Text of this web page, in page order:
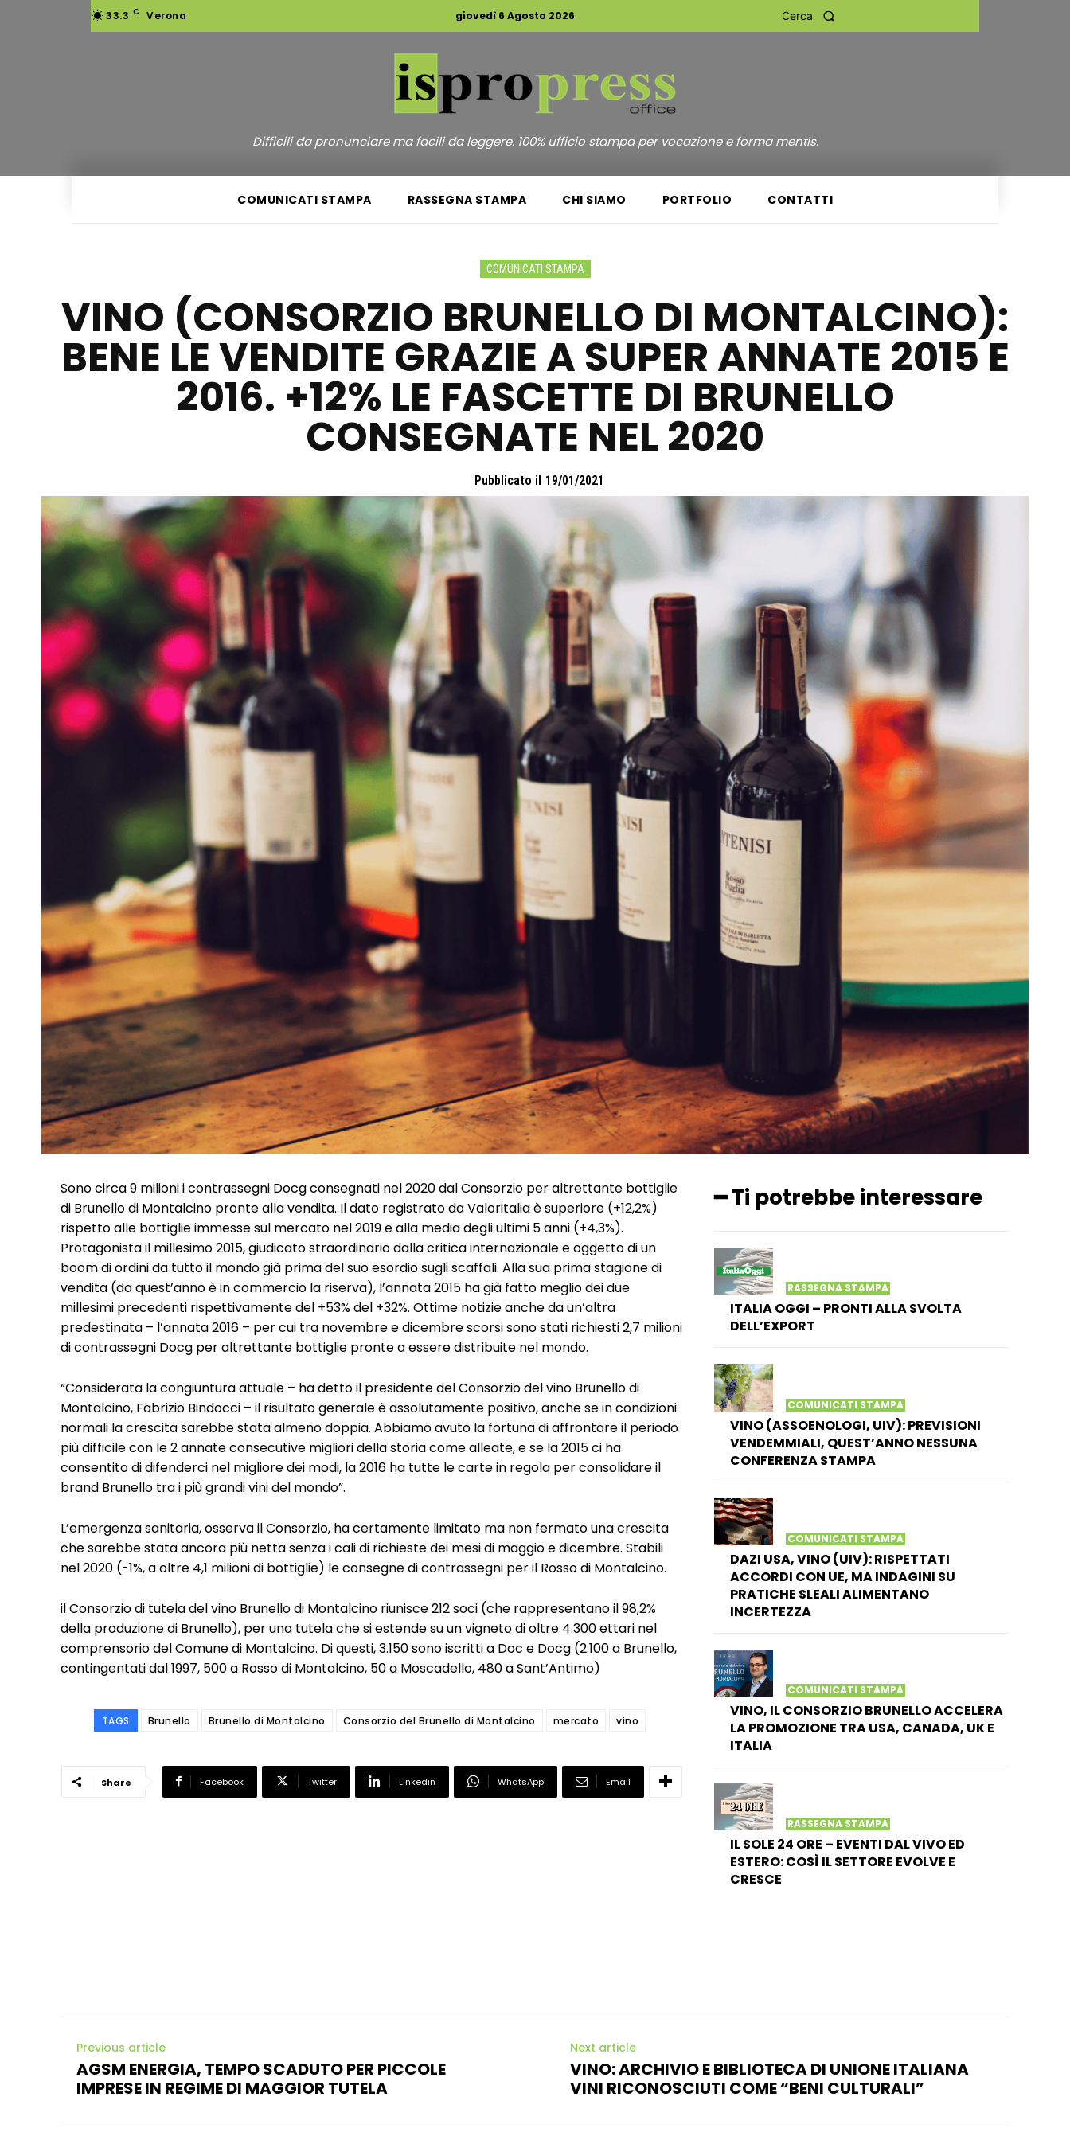
33.3 C Verona giovedì 6 Agosto 2026 Cerca
Difficili da pronunciare ma facili da leggere. 100% ufficio stampa per vocazione e forma mentis.
COMUNICATI STAMPA RASSEGNA STAMPA CHI SIAMO PORTFOLIO CONTATTI
COMUNICATI STAMPA
VINO (CONSORZIO BRUNELLO DI MONTALCINO):
BENE LE VENDITE GRAZIE A SUPER ANNATE 2015 E
2016. +12% LE FASCETTE DI BRUNELLO
CONSEGNATE NEL 2020
Pubblicato il 19/01/2021
Sono circa 9 milioni i contrassegni Docg consegnati nel 2020 dal Consorzio per altrettante bottiglie
di Brunello di Montalcino pronte alla vendita. Il dato registrato da Valoritalia è superiore (+12,2%)
rispetto alle bottiglie immesse sul mercato nel 2019 e alla media degli ultimi 5 anni (+4,3%).
Protagonista il millesimo 2015, giudicato straordinario dalla critica internazionale e oggetto di un
boom di ordini da tutto il mondo già prima del suo esordio sugli scaffali. Alla sua prima stagione di
vendita (da quest’anno è in commercio la riserva), l’annata 2015 ha già fatto meglio dei due
millesimi precedenti rispettivamente del +53% del +32%. Ottime notizie anche da un’altra
predestinata – l’annata 2016 – per cui tra novembre e dicembre scorsi sono stati richiesti 2,7 milioni
di contrassegni Docg per altrettante bottiglie pronte a essere distribuite nel mondo.
“Considerata la congiuntura attuale – ha detto il presidente del Consorzio del vino Brunello di
Montalcino, Fabrizio Bindocci – il risultato generale è assolutamente positivo, anche se in condizioni
normali la crescita sarebbe stata almeno doppia. Abbiamo avuto la fortuna di affrontare il periodo
più difficile con le 2 annate consecutive migliori della storia come alleate, e se la 2015 ci ha
consentito di difenderci nel migliore dei modi, la 2016 ha tutte le carte in regola per consolidare il
brand Brunello tra i più grandi vini del mondo”.
L’emergenza sanitaria, osserva il Consorzio, ha certamente limitato ma non fermato una crescita
che sarebbe stata ancora più netta senza i cali di richieste dei mesi di maggio e dicembre. Stabili
nel 2020 (-1%, a oltre 4,1 milioni di bottiglie) le consegne di contrassegni per il Rosso di Montalcino.
il Consorzio di tutela del vino Brunello di Montalcino riunisce 212 soci (che rappresentano il 98,2%
della produzione di Brunello), per una tutela che si estende su un vigneto di oltre 4.300 ettari nel
comprensorio del Comune di Montalcino. Di questi, 3.150 sono iscritti a Doc e Docg (2.100 a Brunello,
contingentati dal 1997, 500 a Rosso di Montalcino, 50 a Moscadello, 480 a Sant’Antimo)
TAGS Brunello Brunello di Montalcino Consorzio del Brunello di Montalcino mercato vino
Share Facebook Twitter Linkedin WhatsApp Email
━ Ti potrebbe interessare
RASSEGNA STAMPA
ITALIA OGGI – PRONTI ALLA SVOLTA
DELL’EXPORT
COMUNICATI STAMPA
VINO (ASSOENOLOGI, UIV): PREVISIONI
VENDEMMIALI, QUEST’ANNO NESSUNA
CONFERENZA STAMPA
COMUNICATI STAMPA
DAZI USA, VINO (UIV): RISPETTATI
ACCORDI CON UE, MA INDAGINI SU
PRATICHE SLEALI ALIMENTANO
INCERTEZZA
COMUNICATI STAMPA
VINO, IL CONSORZIO BRUNELLO ACCELERA
LA PROMOZIONE TRA USA, CANADA, UK E
ITALIA
RASSEGNA STAMPA
IL SOLE 24 ORE – EVENTI DAL VIVO ED
ESTERO: COSÌ IL SETTORE EVOLVE E
CRESCE
Previous article
AGSM ENERGIA, TEMPO SCADUTO PER PICCOLE
IMPRESE IN REGIME DI MAGGIOR TUTELA
Next article
VINO: ARCHIVIO E BIBLIOTECA DI UNIONE ITALIANA
VINI RICONOSCIUTI COME “BENI CULTURALI”